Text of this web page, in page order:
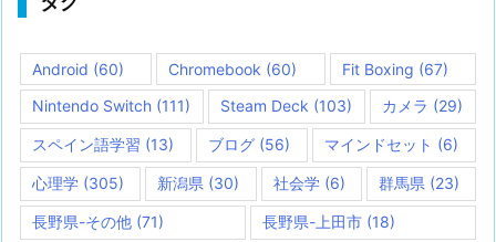
Android (60) Chromebook (60) Fit Boxing (67)
Nintendo Switch (111) Steam Deck (103) カメラ (29)
スペイン語学習 (13) ブログ (56) マインドセット (6)
心理学 (305) 新潟県 (30) 社会学(6) 群馬県 (23)
長野県-その他 (71) 長野県-上田市(18)